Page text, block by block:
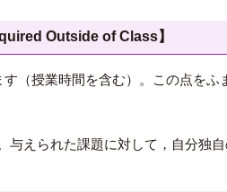
Outside of Class】
（授業時間を含む）。この点を
えられた課題に対して，自分独